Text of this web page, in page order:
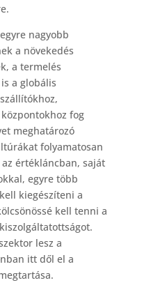
nagyobb
a növekedés
a termelés
a globális
fog
meghatározó
folyamatosan
értékláncban, saját
egyre több
kiegészíteni a
kell tenni a
lesz a
itt dől el a